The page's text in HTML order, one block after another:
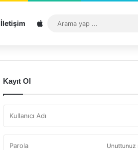
İletişim Sitemap
Kayıt Ol
Unuttunuz